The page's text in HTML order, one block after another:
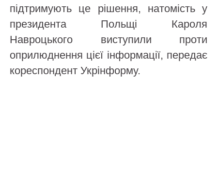
підтримують це рішення, натомість у
президента Польщі Кароля
Навроцького виступили проти
оприлюднення цієї інформації, передає
кореспондент Укрінформу.